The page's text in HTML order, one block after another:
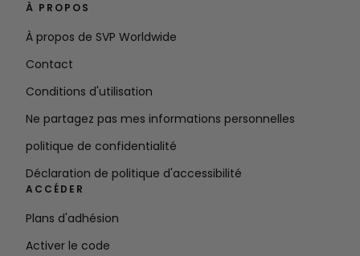
À PROPOS
À propos de SVP Worldwide
Contact
Conditions d'utilisation
Ne partagez pas mes informations personnelles
politique de confidentialité
Déclaration de politique d'accessibilité
ACCÉDER
Plans d'adhésion
Activer le code